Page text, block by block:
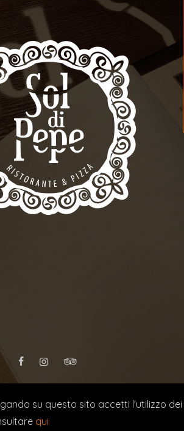
su questo sito accetti l'utilizzo
qui
TRASPARENZA